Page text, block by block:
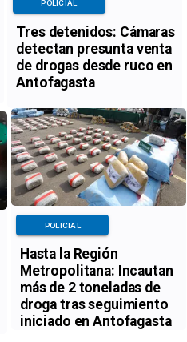
Tres detenidos: Cámaras
detectan presunta venta
de drogas desde ruco en
Antofagasta
POLICIAL
Hasta la Región
Metropolitana: Incautan
más de 2 toneladas de
droga tras seguimiento
iniciado en Antofagasta
POLICIAL